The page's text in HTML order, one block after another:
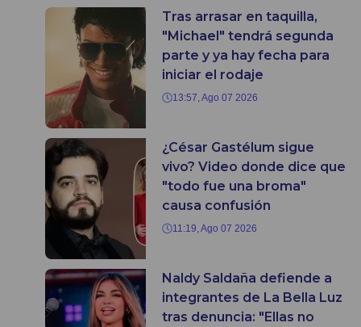
Tras arrasar en taquilla,
"Michael" tendrá segunda
parte y ya hay fecha para
iniciar el rodaje
13:57, Ago 07 2026
¿César Gastélum sigue
vivo? Video donde dice que
"todo fue una broma"
causa confusión
11:19, Ago 07 2026
Naldy Saldaña defiende a
integrantes de La Bella Luz
tras denuncia: "Ellas no